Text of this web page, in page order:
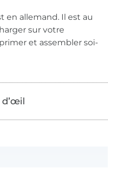
en allemand. Il est au
sur votre
et assembler soi-
d’œil